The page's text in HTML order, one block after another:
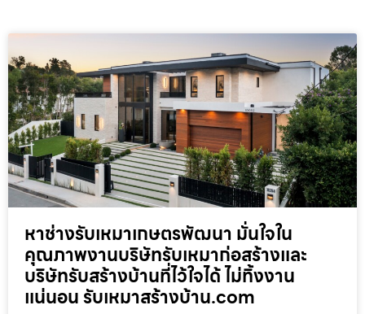
หาช่างรับเหมาเกษตรพัฒนา มั่นใจใน
คุณภาพงานบริษัทรับเหมาก่อสร้างและ
บริษัทรับสร้างบ้านที่ไว้ใจได้ ไม่ทิ้งงาน
แน่นอน รับเหมาสร้างบ้าน.com